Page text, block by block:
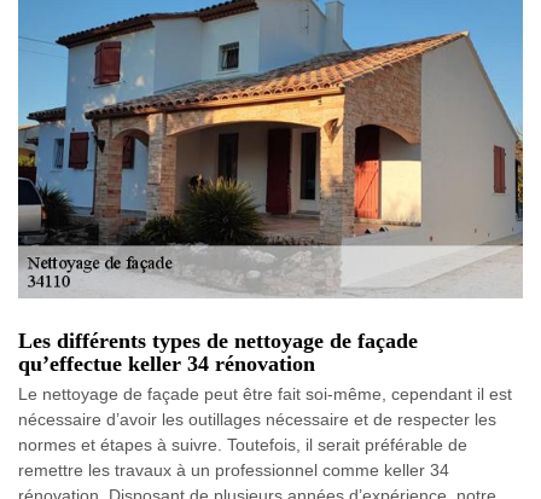
Les différents types de nettoyage de façade
qu’effectue keller 34 rénovation
Le nettoyage de façade peut être fait soi-même, cependant il est
nécessaire d’avoir les outillages nécessaire et de respecter les
normes et étapes à suivre. Toutefois, il serait préférable de
remettre les travaux à un professionnel comme keller 34